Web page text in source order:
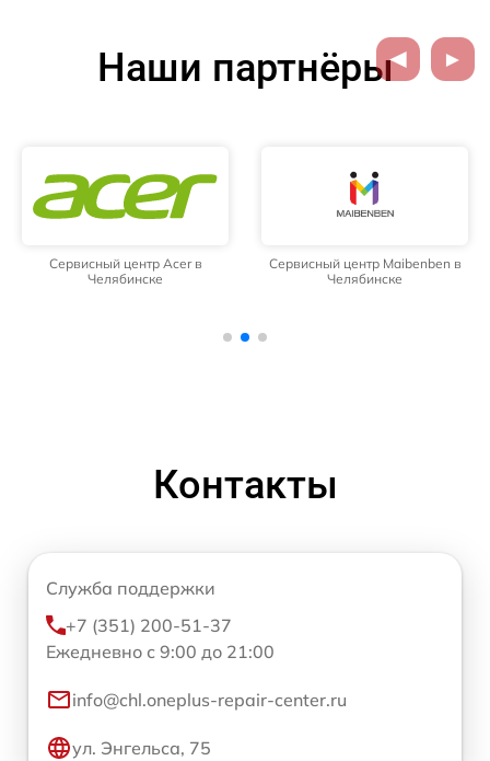
Наши партнёры
Сервисный центр Acer в
Челябинске
Сервисный центр Maibenben в
Челябинске
Контакты
Служба поддержки
+7 (351) 200-51-37
Ежедневно с 9:00 до 21:00
info@chl.oneplus-repair-center.ru
ул. Энгельса, 75